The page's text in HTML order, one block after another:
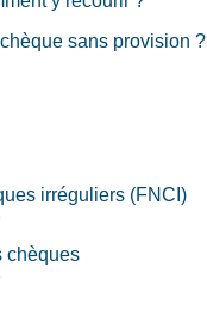
sans provision ?
irréguliers (FNCI)
chèques